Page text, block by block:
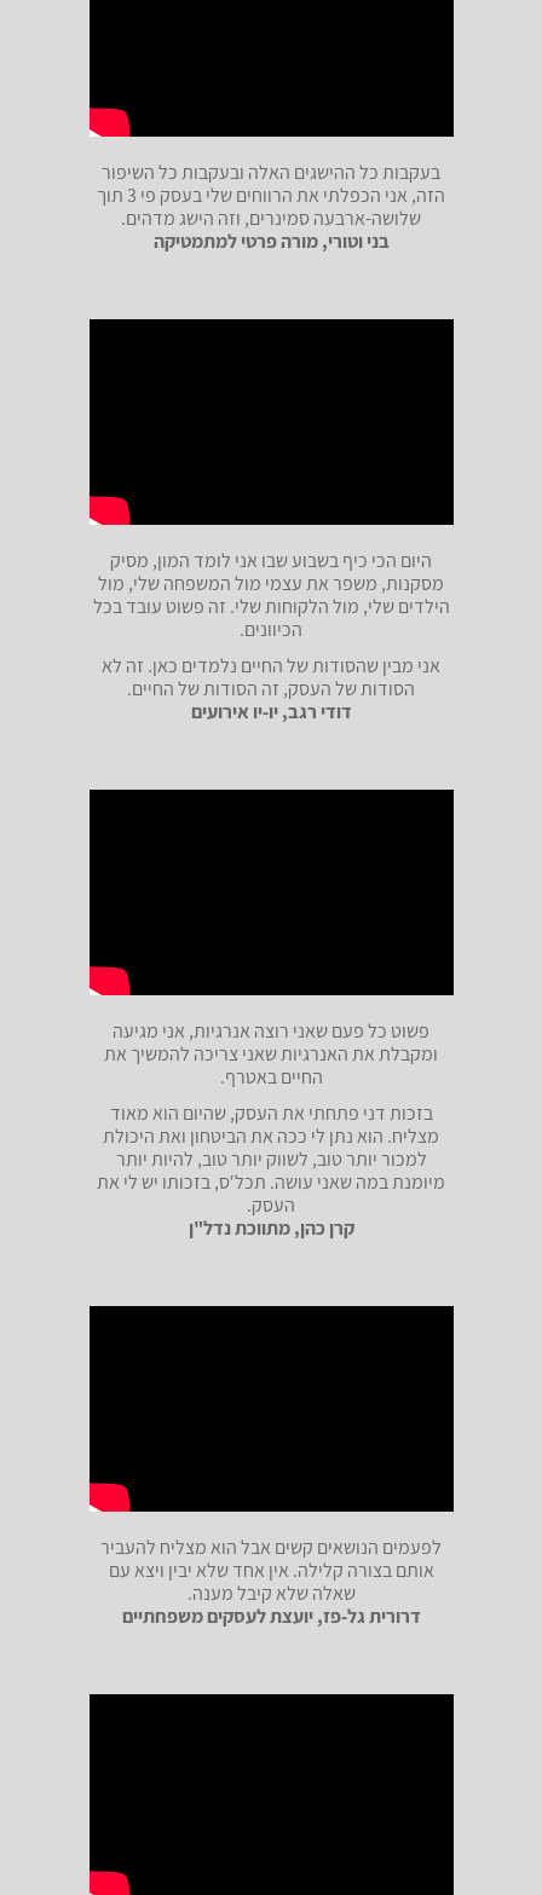
בעקבות כל ההישגים האלה ובעקבות כל השיפור
הזה, אני הכפלתי את הרווחים שלי בעסק פי 3 תוך
שלושה-ארבעה סמינרים, וזה הישג מדהים.
בני וטורי, מורה פרטי למתמטיקה
היום הכי כיף בשבוע שבו אני לומד המון, מסיק
מסקנות, משפר את עצמי מול המשפחה שלי, מול
הילדים שלי, מול הלקוחות שלי. זה פשוט עובד בכל
הכיוונים.
אני מבין שהסודות של החיים נלמדים כאן. זה לא
הסודות של העסק, זה הסודות של החיים.
דודי רגב, יו-יו אירועים
פשוט כל פעם שאני רוצה אנרגיות, אני מגיעה
ומקבלת את האנרגיות שאני צריכה להמשיך את
החיים באטרף.
בזכות דני פתחתי את העסק, שהיום הוא מאוד
מצליח. הוא נתן לי ככה את הביטחון ואת היכולת
למכור יותר טוב, לשווק יותר טוב, להיות יותר
מיומנת במה שאני עושה. תכלʹס, בזכותו יש לי את
העסק.
קרן כהן, מתווכת נדל"ן
לפעמים הנושאים קשים אבל הוא מצליח להעביר
אותם בצורה קלילה. אין אחד שלא יבין ויצא עם
שאלה שלא קיבל מענה.
דרורית גל-פז, יועצת לעסקים משפחתיים